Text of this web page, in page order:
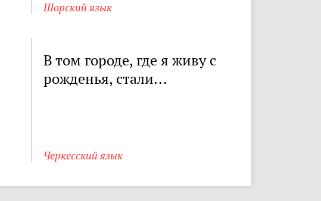
Шорский язык
В том городе, где я живу с
рожденья, стали...
Черкесский язык